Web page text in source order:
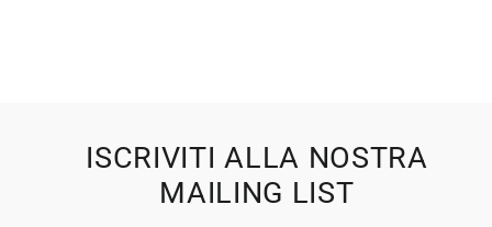
ISCRIVITI ALLA NOSTRA
MAILING LIST